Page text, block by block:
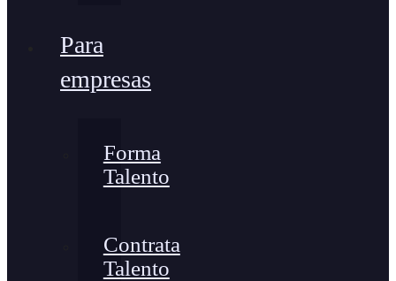
Para
empresas
Forma
Talento
Contrata
Talento